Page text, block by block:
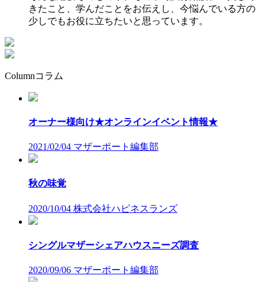
きたこと、学んだことをお伝えし、今悩んでいる方の
少しでもお役に立ちたいと思っています。
Columnコラム
オーナー様向け★オンラインイベント情報★
2021/02/04 マザーポート編集部
秋の味覚
2020/10/04 株式会社ハピネスランズ
シングルマザーシェアハウスニーズ調査
2020/09/06 マザーポート編集部